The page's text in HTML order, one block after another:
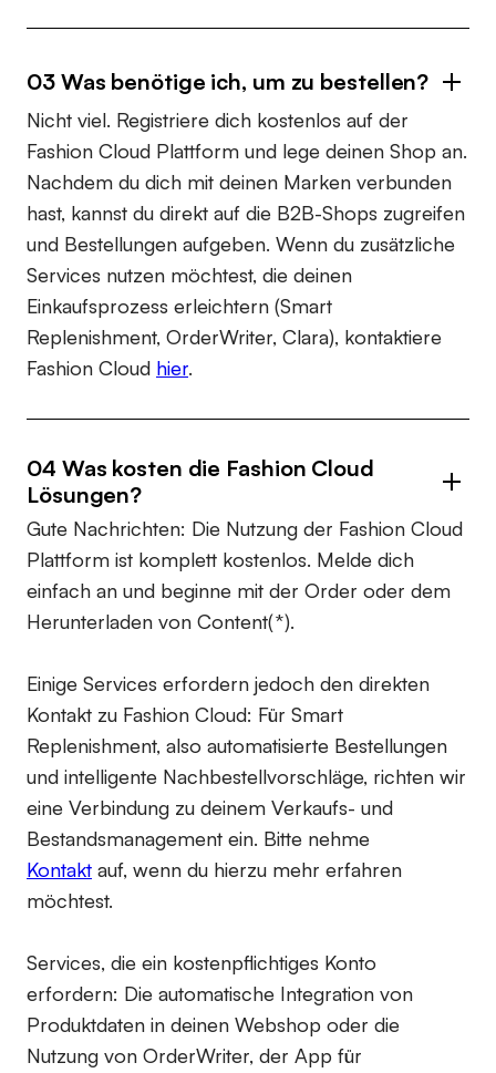
03 Was benötige ich, um zu bestellen?
Nicht viel. Registriere dich kostenlos auf der
Fashion Cloud Plattform und lege deinen Shop an.
Nachdem du dich mit deinen Marken verbunden
hast, kannst du direkt auf die B2B-Shops zugreifen
und Bestellungen aufgeben. Wenn du zusätzliche
Services nutzen möchtest, die deinen
Einkaufsprozess erleichtern (Smart
Replenishment, OrderWriter, Clara), kontaktiere
Fashion Cloud hier.
04 Was kosten die Fashion Cloud
Lösungen?
Gute Nachrichten: Die Nutzung der Fashion Cloud
Plattform ist komplett kostenlos. Melde dich
einfach an und beginne mit der Order oder dem
Herunterladen von Content(*).
Einige Services erfordern jedoch den direkten
Kontakt zu Fashion Cloud: Für Smart
Replenishment, also automatisierte Bestellungen
und intelligente Nachbestellvorschläge, richten wir
eine Verbindung zu deinem Verkaufs- und
Bestandsmanagement ein. Bitte nehme
Kontakt auf, wenn du hierzu mehr erfahren
möchtest.
Services, die ein kostenpflichtiges Konto
erfordern: Die automatische Integration von
Produktdaten in deinen Webshop oder die
Nutzung von OrderWriter, der App für